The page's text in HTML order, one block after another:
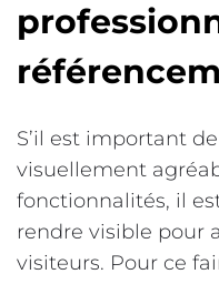
S’il est important
visuellement
fonctionnalités, il
rendre visible pour
visiteurs. Pour ce